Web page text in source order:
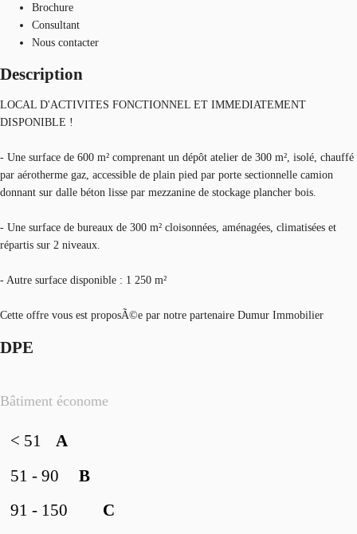
Brochure
Consultant
Nous contacter
Description
LOCAL D'ACTIVITES FONCTIONNEL ET IMMEDIATEMENT
DISPONIBLE !
- Une surface de 600 m² comprenant un dépôt atelier de 300 m², isolé, chauffé
par aérotherme gaz, accessible de plain pied par porte sectionnelle camion
donnant sur dalle béton lisse par mezzanine de stockage plancher bois.
- Une surface de bureaux de 300 m² cloisonnées, aménagées, climatisées et
répartis sur 2 niveaux.
- Autre surface disponible : 1 250 m²
Cette offre vous est proposÃ©e par notre partenaire Dumur Immobilier
DPE
Bâtiment économe
A
< 51
B
51 - 90
C
91 - 150